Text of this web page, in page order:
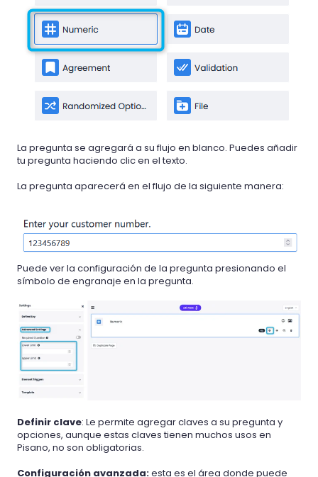
La pregunta se agregará a su flujo en blanco. Puedes añadir
tu pregunta haciendo clic en el texto.
La pregunta aparecerá en el flujo de la siguiente manera:
Puede ver la configuración de la pregunta presionando el
símbolo de engranaje en la pregunta.
Definir clave: Le permite agregar claves a su pregunta y
opciones, aunque estas claves tienen muchos usos en
Pisano, no son obligatorias.
Configuración avanzada:esta es el área donde puede